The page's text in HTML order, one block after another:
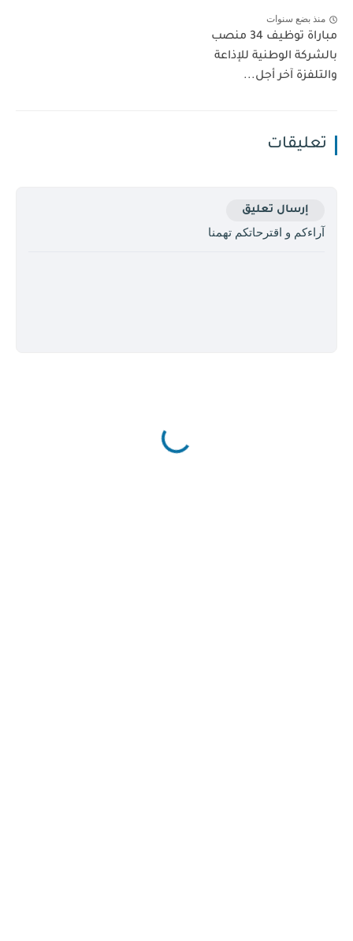
منذ بضع سنوات
مباراة توظيف 34 منصب
بالشركة الوطنية للإذاعة
والتلفزة آخر أجل...
تعليقات
إرسال تعليق
آراءكم و اقترحاتكم تهمنا